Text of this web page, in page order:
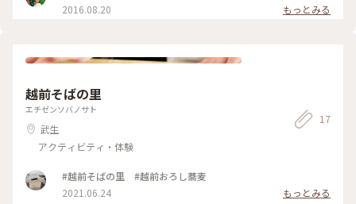
2016.08.20
もっとみる
越前そばの里
エチゼンソバノサト
武生
アクティビティ・体験
17
#越前そばの里 #越前おろし蕎麦
2021.06.24
もっとみる